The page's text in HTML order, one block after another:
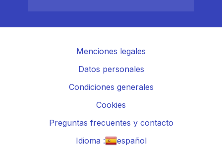
Menciones legales
Datos personales
Condiciones generales
Cookies
Preguntas frecuentes y contacto
Idioma :
español